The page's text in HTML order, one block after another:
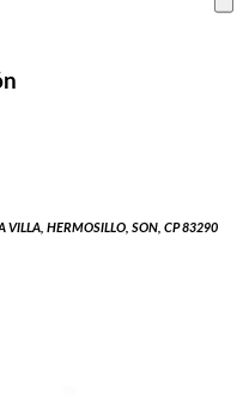
VILLA, HERMOSILLO, SON, CP 83290